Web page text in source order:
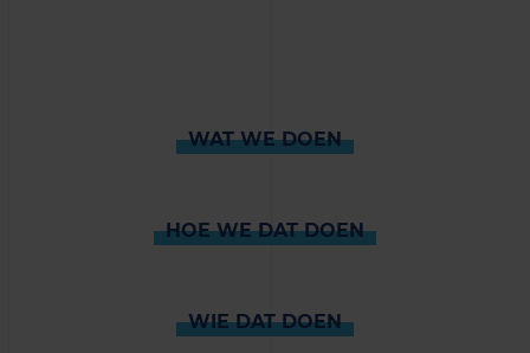
WAT WE DOEN
HOE WE DAT DOEN
WIE DAT DOEN